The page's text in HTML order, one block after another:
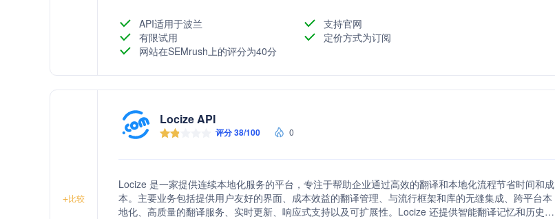
API适用于波兰
支持官网
有限试用
定价方式为订阅
网站在SEMrush上的评分为40分
+比较
Locize API
评分 38/100 0
Locize 是一家提供连续本地化服务的平台，专注于帮助企业通过高效的翻译和本地化流程节省时间和成
本。主要业务包括提供用户友好的界面、成本效益的翻译管理、与流行框架和库的无缝集成、跨平台本
地化、高质量的翻译服务、实时更新、响应式支持以及可扩展性。Locize 还提供智能翻译记忆和历史跟